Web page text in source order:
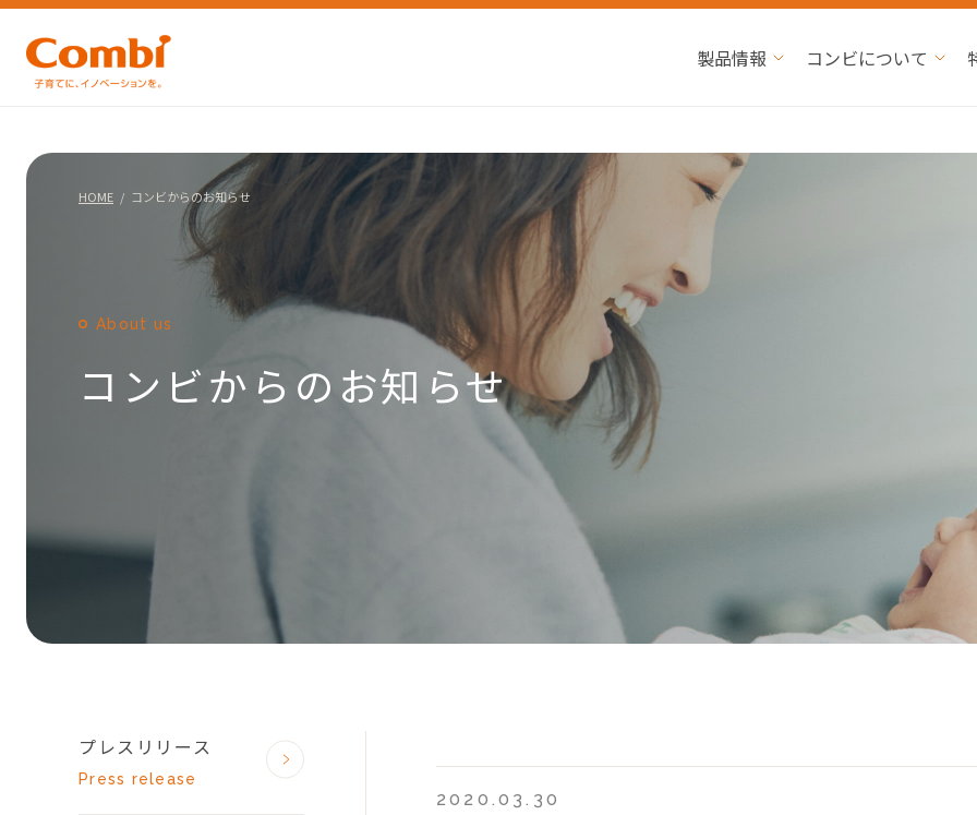
製品情報 コンビについて
HOME コンビからのお知らせ
About us
コンビからのお知らせ
2020.03.30
プレスリリース
Press release